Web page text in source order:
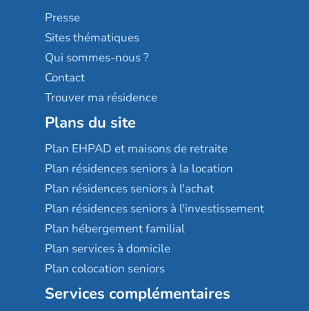
Sérénys
Résidences services Villa Médicis
Presse
Sites thématiques
Qui sommes-nous ?
Contact
Trouver ma résidence
Plans du site
Plan EHPAD et maisons de retraite
Plan résidences seniors à la location
Plan résidences seniors à l'achat
Plan résidences seniors à l'investissement
Plan hébergement familial
Plan services à domicile
Plan colocation seniors
Services complémentaires